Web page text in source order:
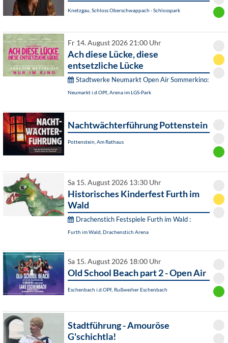
Knetzgau, Schloss Oberschwappach - Schlosspark
Fr 14. August 2026 21:00 Uhr
Ach diese Lücke, diese
entsetzliche Lücke
Stadtwerke Neumarkt Open Air Sommerkino:
Neumarkt i.d.OPf., Arena im LGS-Park
Nachtwächterführung Pottenstein
Pottenstein, Am Rathaus
Sa 15. August 2026 13:30 Uhr
Historisches Kinderfest Furth im
Wald
Drachenstich Festspiele Furth im Wald :
Furth im Wald, Drachenstich Arena
Sa 15. August 2026 18:00 Uhr
Old School Beach part 2 - Open Air
Eschenbach i.d.OPf., Rußweiher Eschenbach
Stadtführung - Amouröse
G'schichtla!